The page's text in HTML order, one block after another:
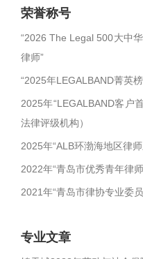
荣誉称号
“2026 The Legal 500大中
律师”
“2025年LEGALBAND菁英
2025年“LEGALBAND客户
法律评级机构）
2025年“ALB环渤海地区律
2022年“青岛市优秀青年律师
2021年“青岛市律协专业委
专业文章